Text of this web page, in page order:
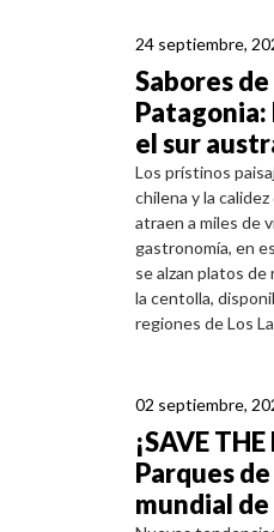
24 septiembre,
Sabores
el sur
Los prístinos
chilena y la
atraen a miles de
gastronomía, en
se alzan platos
la centolla,
regiones de Los
02 septiembre,
¡SAVE
Parques
mundial